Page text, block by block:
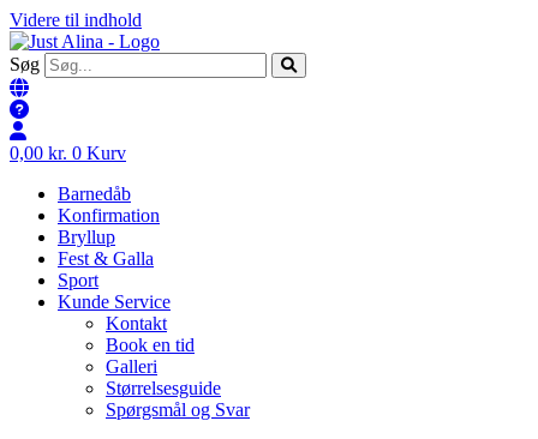
Videre til indhold
Søg
0,00 kr. 0 Kurv
Barnedåb
Konfirmation
Bryllup
Fest & Galla
Sport
Kunde Service
Kontakt
Book en tid
Galleri
Størrelsesguide
Spørgsmål og Svar